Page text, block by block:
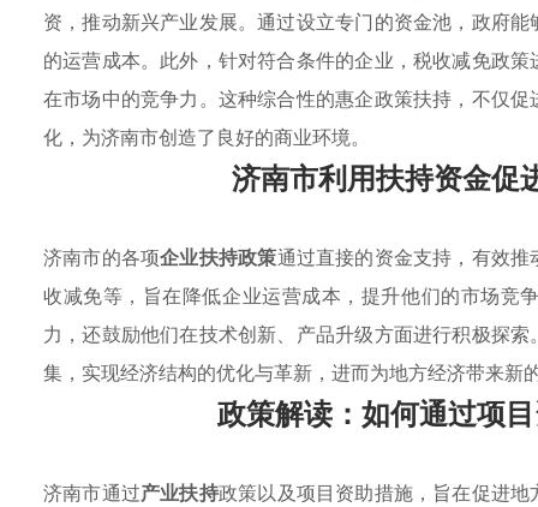
资，推动新兴产业发展。通过设立专门的资金池，政府
的运营成本。此外，针对符合条件的企业，税收减免政
在市场中的竞争力。这种综合性的惠企政策扶持，不仅促
化，为济南市创造了良好的商业环境。
济南市利用扶持资金促
济南市的各项企业扶持政策通过直接的资金支持，有效
收减免等，旨在降低企业运营成本，提升他们的市场竞
力，还鼓励他们在技术创新、产品升级方面进行积极探
集，实现经济结构的优化与革新，进而为地方经济带来新
政策解读：如何通过项
济南市通过产业扶持政策以及项目资助措施，旨在促进